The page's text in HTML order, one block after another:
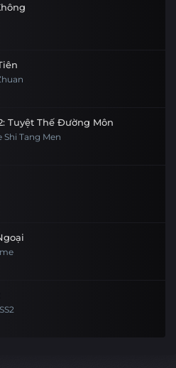
Tuyệt Thế Đường Môn
Shi Tang Men